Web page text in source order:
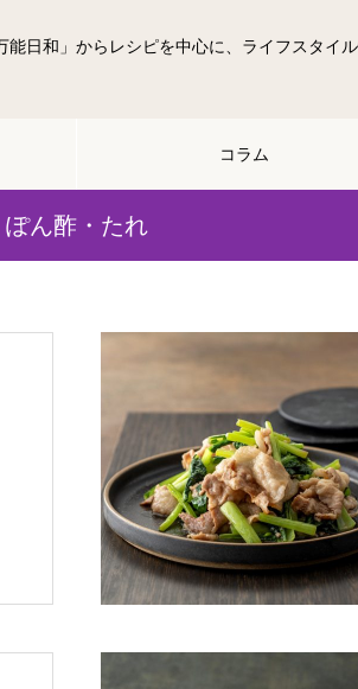
能日和」からレシピを中心に、ライフスタイ
コラム
ぽん酢・たれ